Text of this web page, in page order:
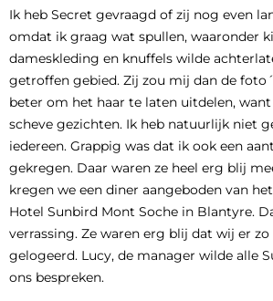
Ik heb Secret gevraagd of zij nog even
omdat ik graag wat spullen, waaronder
dameskleding en knuffels wilde
getroffen gebied. Zij zou mij dan de
beter om het haar te laten uitdelen,
scheve gezichten. Ik heb natuurlijk niet
iedereen. Grappig was dat ik ook een
gekregen. Daar waren ze heel erg blij
kregen we een diner aangeboden van
Hotel Sunbird Mont Soche in Blantyre.
verrassing. Ze waren erg blij dat wij er
gelogeerd. Lucy, de manager wilde alle
ons bespreken.